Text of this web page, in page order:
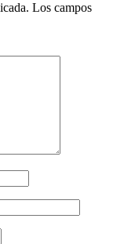
Los campos